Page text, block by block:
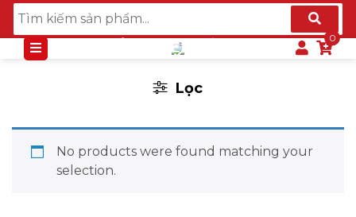
BỘ TRỐNG ĐIỆN TỬ ROLAND
Lọc
No products were found matching your
selection.